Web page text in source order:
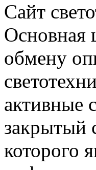
Сайт
Основная
обмену
активные
закрытый
которого